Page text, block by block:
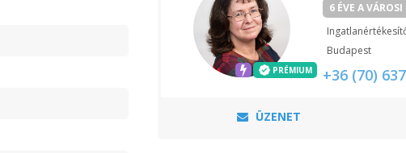
PRÉMIUM
6 ÉVE A
Budapest
+36 (70)
ÜZENET